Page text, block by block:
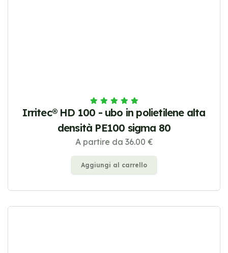
Irritec® HD 100 - ubo in polietilene alta
densità PE100 sigma 80
A partire da 36.00 €
Aggiungi al carrello